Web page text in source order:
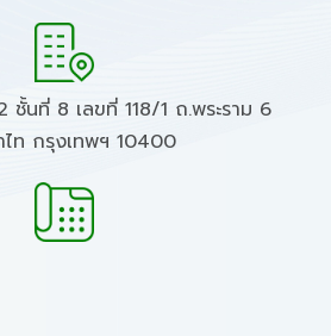
ชั้นที่ 8 เลขที่ 118/1 ถ.พระราม 6
ท กรุงเทพฯ 10400